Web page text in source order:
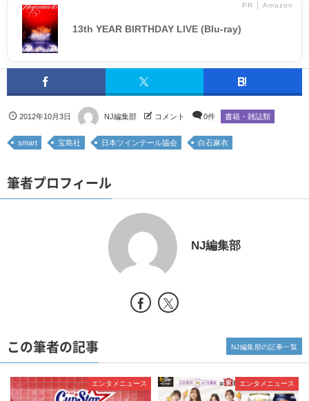
PR │ Amazon
13th YEAR BIRTHDAY LIVE (Blu-ray)
2012年10月3日 NJ編集部 コメント 0件 書籍・雑誌類
smart 宝島社 日本ツインテール協会 白石麻衣
筆者プロフィール
NJ編集部
この筆者の記事
エンタメニュース エンタメニュース
NJ編集部の記事一覧